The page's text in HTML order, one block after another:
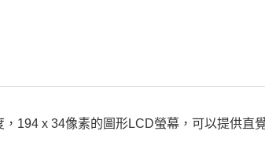
194 x 34像素的圖形LCD螢幕，可以提供直